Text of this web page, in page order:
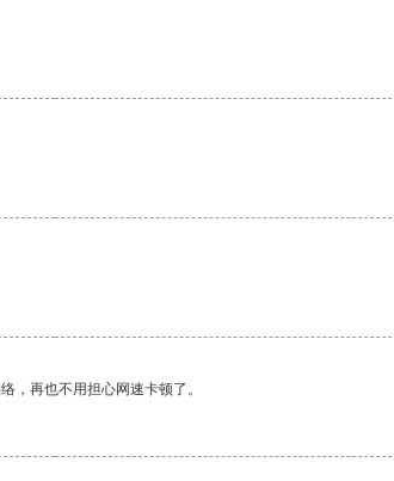
，再也不用担心网速卡顿了。